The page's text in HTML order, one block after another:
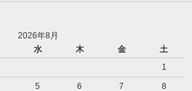
2026年8月
水 木 金
土
1
5 6 7
8